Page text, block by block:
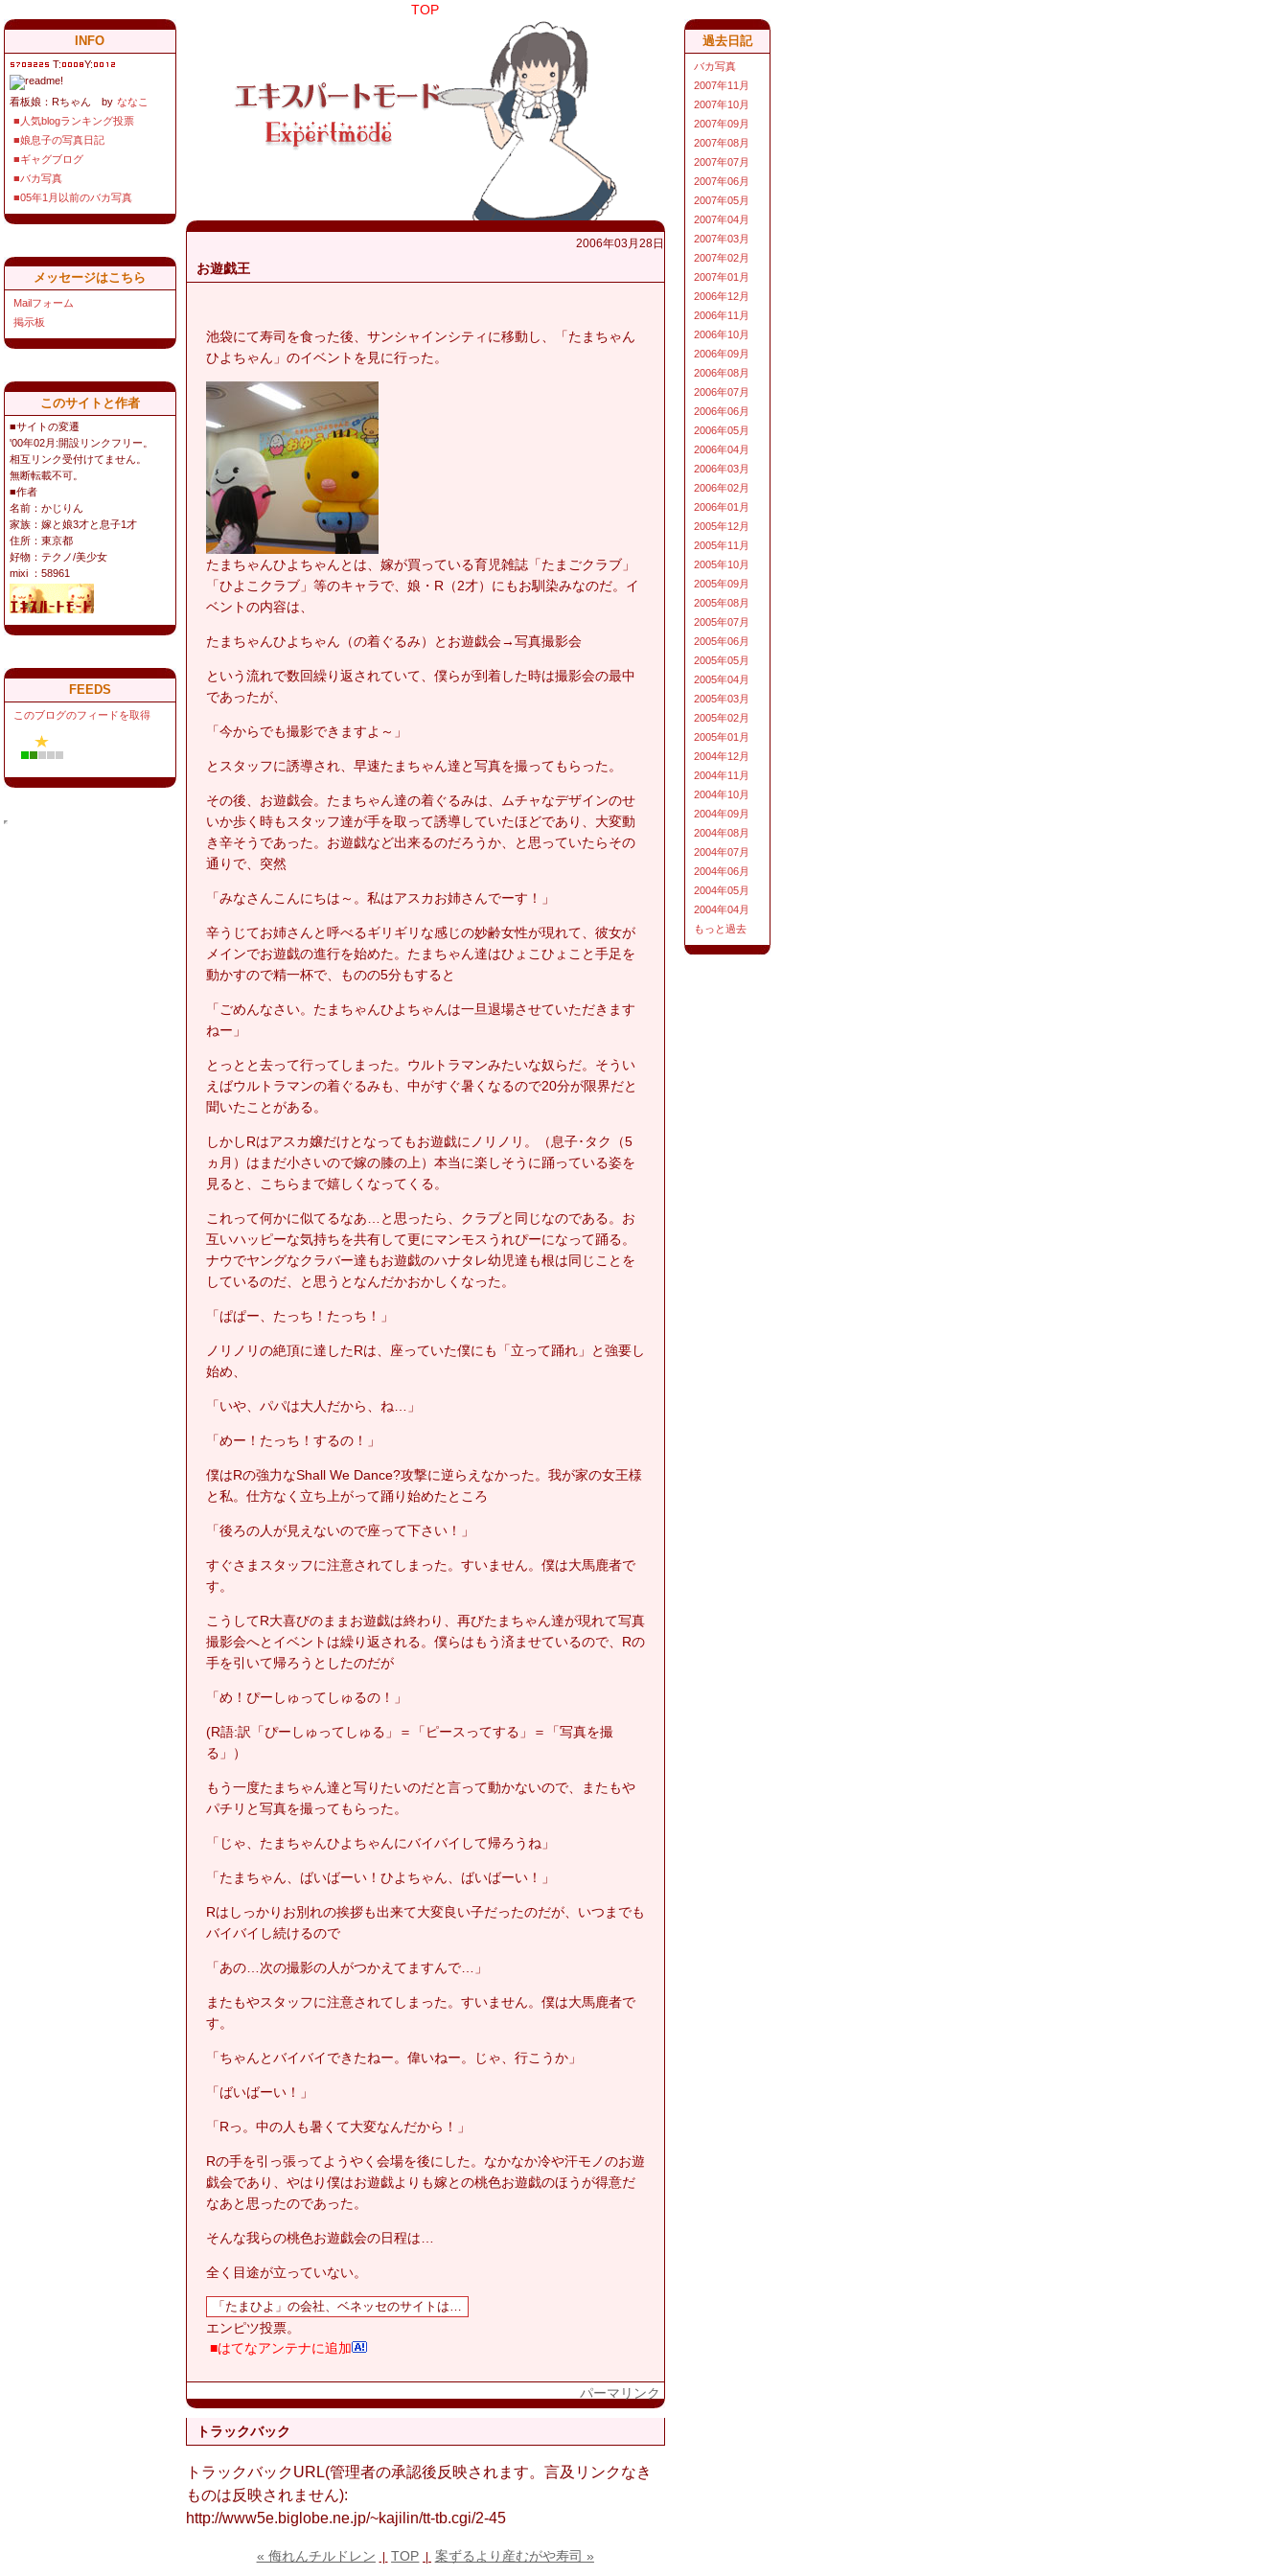
TOP
2006年03月28日
お遊戯王
池袋にて寿司を食った後、サンシャインシティに移動し、「たまちゃん
ひよちゃん」のイベントを見に行った。
たまちゃんひよちゃんとは、嫁が買っている育児雑誌「たまごクラブ」
「ひよこクラブ」等のキャラで、娘・R（2才）にもお馴染みなのだ。イ
ベントの内容は、
たまちゃんひよちゃん（の着ぐるみ）とお遊戯会→写真撮影会
という流れで数回繰り返されていて、僕らが到着した時は撮影会の最中
であったが、
「今からでも撮影できますよ～」
とスタッフに誘導され、早速たまちゃん達と写真を撮ってもらった。
その後、お遊戯会。たまちゃん達の着ぐるみは、ムチャなデザインのせ
いか歩く時もスタッフ達が手を取って誘導していたほどであり、大変動
き辛そうであった。お遊戯など出来るのだろうか、と思っていたらその
通りで、突然
「みなさんこんにちは～。私はアスカお姉さんでーす！」
辛うじてお姉さんと呼べるギリギリな感じの妙齢女性が現れて、彼女が
メインでお遊戯の進行を始めた。たまちゃん達はひょこひょこと手足を
動かすので精一杯で、ものの5分もすると
「ごめんなさい。たまちゃんひよちゃんは一旦退場させていただきます
ねー」
とっとと去って行ってしまった。ウルトラマンみたいな奴らだ。そうい
えばウルトラマンの着ぐるみも、中がすぐ暑くなるので20分が限界だと
聞いたことがある。
しかしRはアスカ嬢だけとなってもお遊戯にノリノリ。（息子･タク（5
ヵ月）はまだ小さいので嫁の膝の上）本当に楽しそうに踊っている姿を
見ると、こちらまで嬉しくなってくる。
これって何かに似てるなあ…と思ったら、クラブと同じなのである。お
互いハッピーな気持ちを共有して更にマンモスうれぴーになって踊る。
ナウでヤングなクラバー達もお遊戯のハナタレ幼児達も根は同じことを
しているのだ、と思うとなんだかおかしくなった。
「ぱぱー、たっち！たっち！」
ノリノリの絶頂に達したRは、座っていた僕にも「立って踊れ」と強要し
始め、
「いや、パパは大人だから、ね…」
「めー！たっち！するの！」
僕はRの強力なShall We Dance?攻撃に逆らえなかった。我が家の女王様
と私。仕方なく立ち上がって踊り始めたところ
「後ろの人が見えないので座って下さい！」
すぐさまスタッフに注意されてしまった。すいません。僕は大馬鹿者で
す。
こうしてR大喜びのままお遊戯は終わり、再びたまちゃん達が現れて写真
撮影会へとイベントは繰り返される。僕らはもう済ませているので、Rの
手を引いて帰ろうとしたのだが
「め！ぴーしゅってしゅるの！」
(R語:訳「ぴーしゅってしゅる」＝「ピースってする」＝「写真を撮
る」）
もう一度たまちゃん達と写りたいのだと言って動かないので、またもや
パチリと写真を撮ってもらった。
「じゃ、たまちゃんひよちゃんにバイバイして帰ろうね」
「たまちゃん、ばいばーい！ひよちゃん、ばいばーい！」
Rはしっかりお別れの挨拶も出来て大変良い子だったのだが、いつまでも
バイバイし続けるので
「あの…次の撮影の人がつかえてますんで…」
またもやスタッフに注意されてしまった。すいません。僕は大馬鹿者で
す。
「ちゃんとバイバイできたねー。偉いねー。じゃ、行こうか」
「ばいばーい！」
「Rっ。中の人も暑くて大変なんだから！」
Rの手を引っ張ってようやく会場を後にした。なかなか冷や汗モノのお遊
戯会であり、やはり僕はお遊戯よりも嫁との桃色お遊戯のほうが得意だ
なあと思ったのであった。
そんな我らの桃色お遊戯会の日程は…
全く目途が立っていない。
エンピツ投票。
■はてなアンテナに追加
パーマリンク
トラックバック
トラックバックURL(管理者の承認後反映されます。言及リンクなき
ものは反映されません):
http://www5e.biglobe.ne.jp/~kajilin/tt-tb.cgi/2-45
« 侮れんチルドレン | TOP | 案ずるより産むがや寿司 »
INFO
T: Y:
看板娘：Rちゃん by ななこ
■人気blogランキング投票
■娘息子の写真日記
■ギャグブログ
■バカ写真
■05年1月以前のバカ写真
メッセージはこちら
Mailフォーム
掲示板
このサイトと作者
■サイトの変遷
'00年02月:開設リンクフリー。
相互リンク受付けてません。
無断転載不可。
■作者
名前：かじりん
家族：嫁と娘3才と息子1才
住所：東京都
好物：テクノ/美少女
mixi ：58961
FEEDS
このブログのフィードを取得
過去日記
バカ写真
2007年11月
2007年10月
2007年09月
2007年08月
2007年07月
2007年06月
2007年05月
2007年04月
2007年03月
2007年02月
2007年01月
2006年12月
2006年11月
2006年10月
2006年09月
2006年08月
2006年07月
2006年06月
2006年05月
2006年04月
2006年03月
2006年02月
2006年01月
2005年12月
2005年11月
2005年10月
2005年09月
2005年08月
2005年07月
2005年06月
2005年05月
2005年04月
2005年03月
2005年02月
2005年01月
2004年12月
2004年11月
2004年10月
2004年09月
2004年08月
2004年07月
2004年06月
2004年05月
2004年04月
もっと過去